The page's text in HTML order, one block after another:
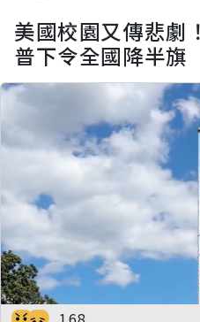
美國校園又傳悲
普下令全國降半旗